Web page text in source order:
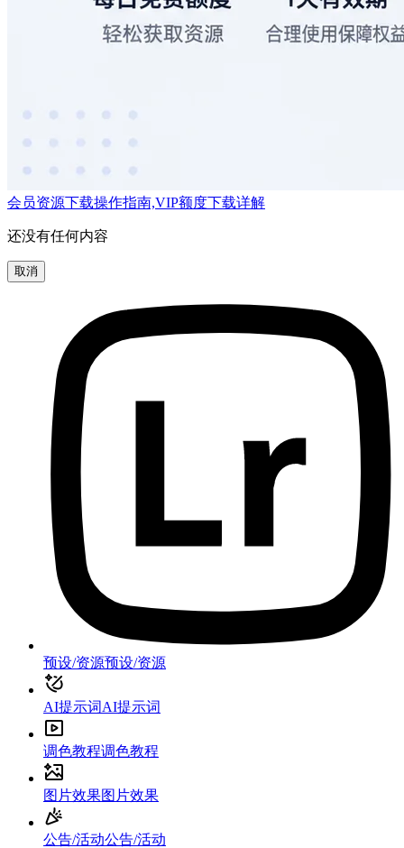
会员资源下载操作指南,VIP额度下载详解
还没有任何内容
取消
预设/资源预设/资源
AI提示词AI提示词
调色教程调色教程
图片效果图片效果
公告/活动公告/活动